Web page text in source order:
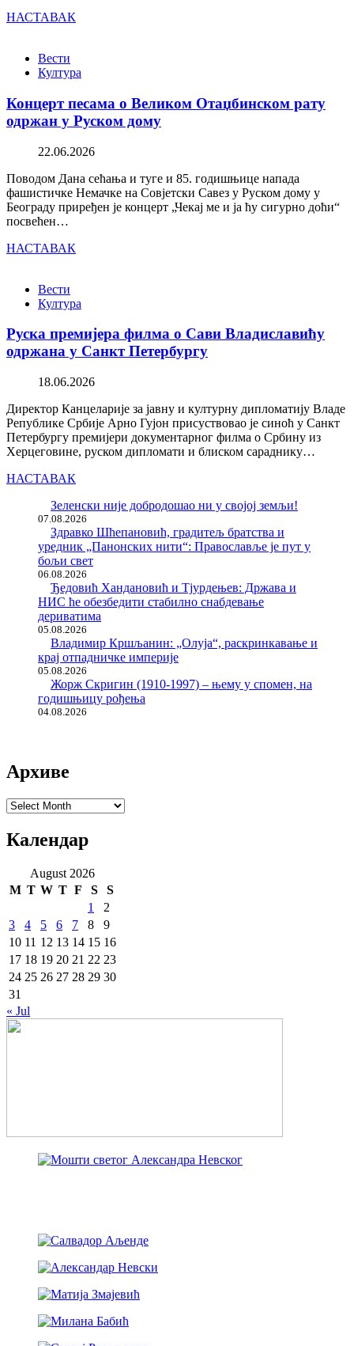
НАСТАВАК
Вести
Култура
Концерт песама о Великом Отаџбинском рату
одржан у Руском дому
22.06.2026
Поводом Дана сећања и туге и 85. годишњице напада
фашистичке Немачке на Совјетски Савез у Руском дому у
Београду приређен је концерт „Чекај ме и ја ћу сигурно доћи“
посвећен…
НАСТАВАК
Вести
Култура
Руска премијера филма о Сави Владиславићу
одржана у Санкт Петербургу
18.06.2026
Директор Канцеларије за јавну и културну дипломатију Владе
Републике Србије Арно Гујон присуствовао је синоћ у Санкт
Петербургу премијери документарног филма о Србину из
Херцеговине, руском дипломати и блиском сараднику…
НАСТАВАК
Зеленски није добродошао ни у својој земљи!
07.08.2026
Здравко Шћепановић, градитељ братства и
уредник „Панонских нити“: Православље је пут у
бољи свет
06.08.2026
Ђедовић Хандановић и Тјурдењев: Држава и
НИС ће обезбедити стабилно снабдевање
дериватима
05.08.2026
Владимир Кршљанин: „Олуја“, раскринкавање и
крај отпадничке империје
05.08.2026
Жорж Скригин (1910-1997) – њему у спомен, на
годишњицу рођења
04.08.2026
Архиве
Архиве
Календар
August 2026
M T W T F S
S
1
2
3
4 5 6 7 8
9
10 11 12 13 14 15 16
17 18 19 20 21 22 23
24 25 26 27 28 29 30
31
« Jul